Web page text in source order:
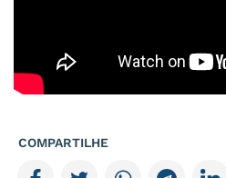
COMPARTILHE